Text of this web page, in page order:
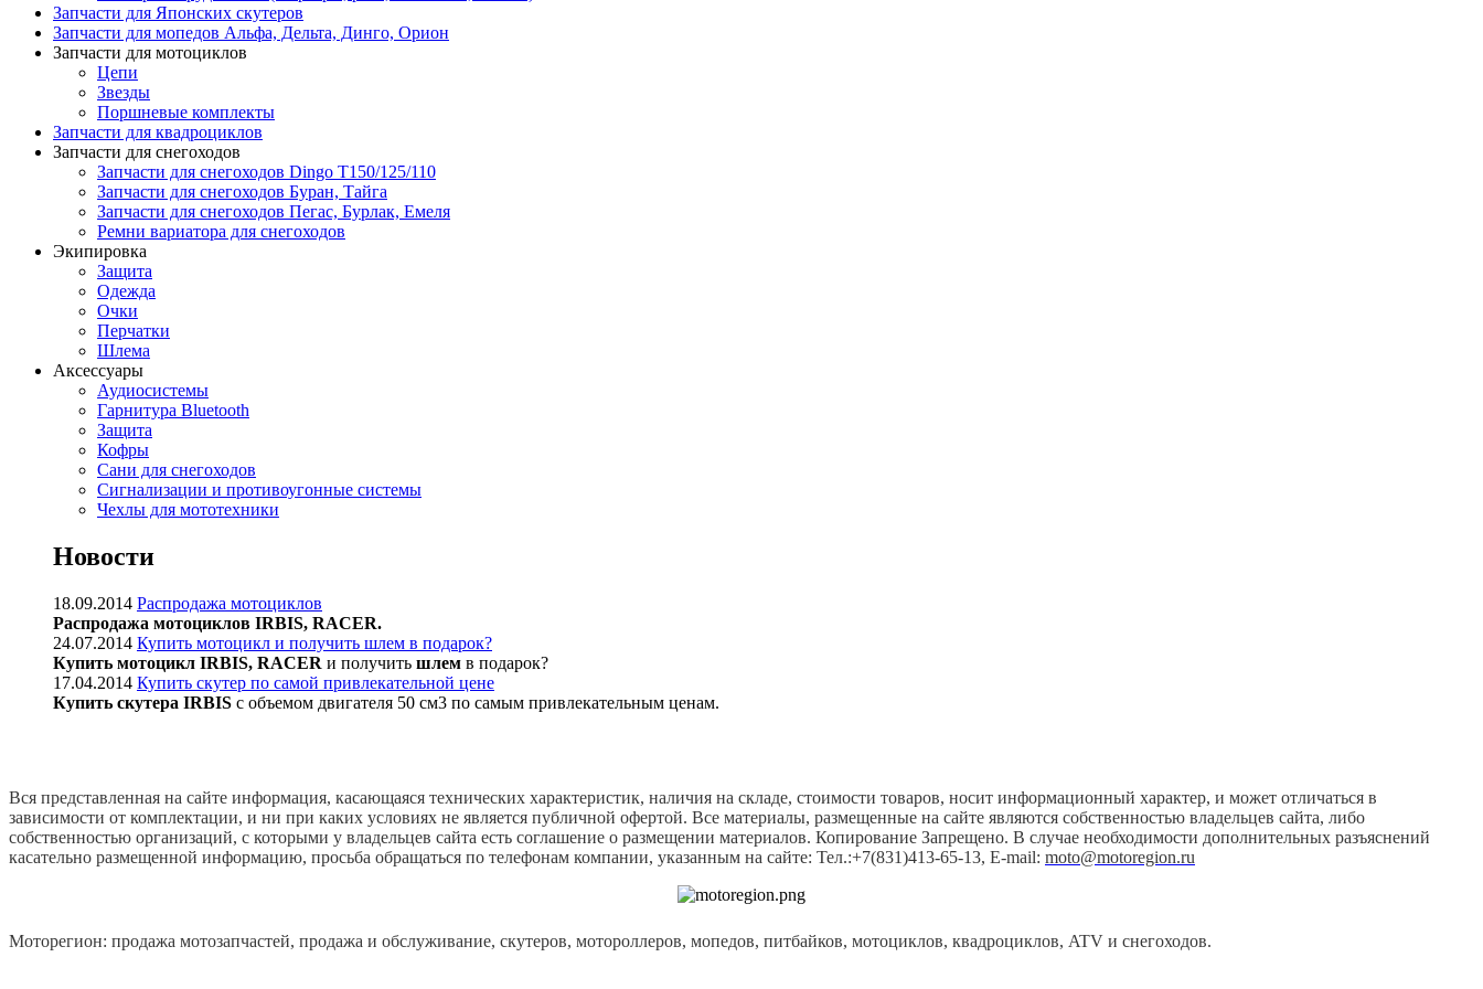
Запчасти для Японских скутеров
Запчасти для мопедов Альфа, Дельта, Динго, Орион
Запчасти для мотоциклов
Цепи
Звезды
Поршневые комплекты
Запчасти для квадроциклов
Запчасти для снегоходов
Запчасти для снегоходов Dingo T150/125/110
Запчасти для снегоходов Буран, Тайга
Запчасти для снегоходов Пегас, Бурлак, Емеля
Ремни вариатора для снегоходов
Экипировка
Защита
Одежда
Очки
Перчатки
Шлема
Аксессуары
Аудиосистемы
Гарнитура Bluetooth
Защита
Кофры
Сани для снегоходов
Сигнализации и противоугонные системы
Чехлы для мототехники
Новости
18.09.2014 Распродажа мотоциклов
Распродажа мотоциклов IRBIS, RACER.
24.07.2014 Купить мотоцикл и получить шлем в подарок?
Купить мотоцикл IRBIS, RACER и получить шлем в подарок?
17.04.2014 Купить скутер по самой привлекательной цене
Купить скутера IRBIS с объемом двигателя 50 см3 по самым привлекательным ценам.
Вся представленная на сайте информация, касающаяся технических характеристик, наличия на складе, стоимости товаров, носит информационный характер, и может отличаться в
зависимости от комплектации, и ни при каких условиях не является публичной офертой. Все материалы, размещенные на сайте являются собственностью владельцев сайта, либо
собственностью организаций, с которыми у владельцев сайта есть соглашение о размещении материалов. Копирование Запрещено. В случае необходимости дополнительных разъяснений
касательно размещенной информацию, просьба обращаться по телефонам компании, указанным на сайте: Тел.:+7(831)413-65-13, E-mail: moto@motoregion.ru
Моторегион: продажа мотозапчастей, продажа и обслуживание, скутеров, мотороллеров, мопедов, питбайков, мотоциклов, квадроциклов, ATV и снегоходов.